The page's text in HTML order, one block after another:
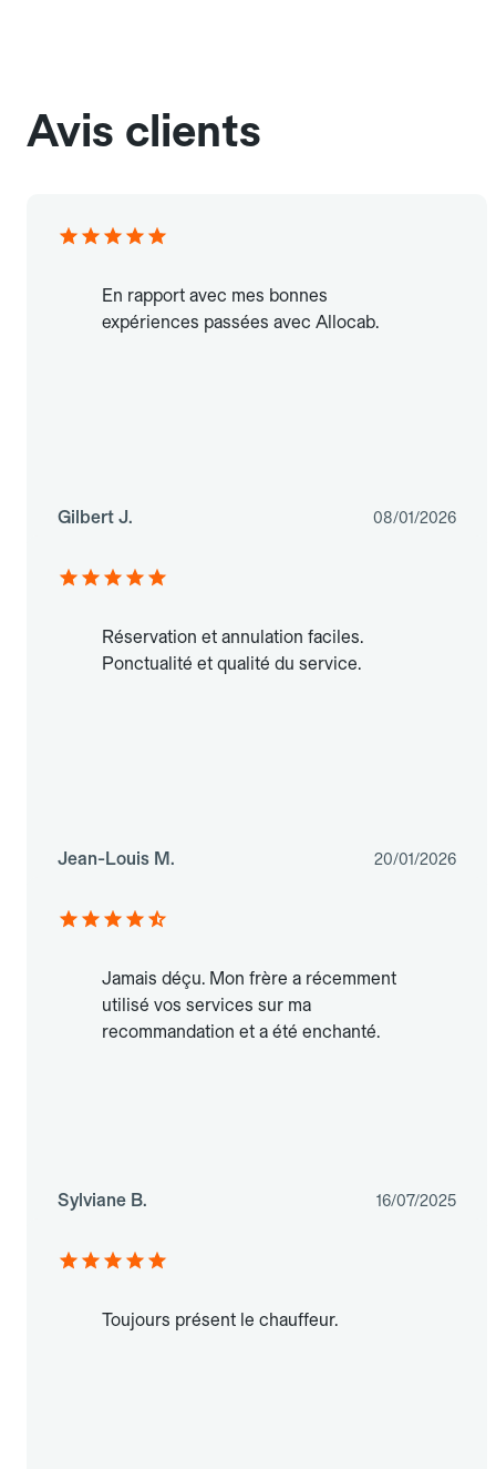
Avis clients
En rapport avec mes bonnes
expériences passées avec Allocab.
Gilbert J. 08/01/2026
Réservation et annulation faciles.
Ponctualité et qualité du service.
Jean-Louis M. 20/01/2026
Jamais déçu. Mon frère a récemment
utilisé vos services sur ma
recommandation et a été enchanté.
Sylviane B. 16/07/2025
Toujours présent le chauffeur.